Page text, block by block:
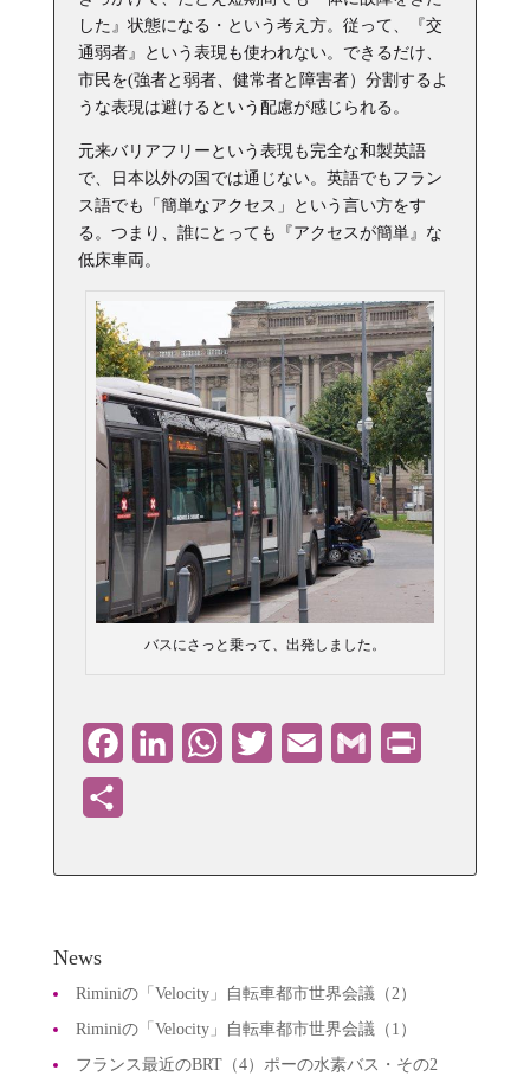
した』状態になる・という考え方。従って、『交
通弱者』という表現も使われない。できるだけ、
市民を(強者と弱者、健常者と障害者）分割するよ
うな表現は避けるという配慮が感じられる。
元来バリアフリーという表現も完全な和製英語
で、日本以外の国では通じない。英語でもフラン
ス語でも「簡単なアクセス」という言い方をす
る。つまり、誰にとっても『アクセスが簡単』な
低床車両。
バスにさっと乗って、出発しました。
FacebookLinkedInWhatsApp
Twitter Email Gmail
News
Riminiの「Velocity」自転車都市世界会議（2）
Riminiの「Velocity」自転車都市世界会議（1）
フランス最近のBRT（4）ポーの水素バス・その2